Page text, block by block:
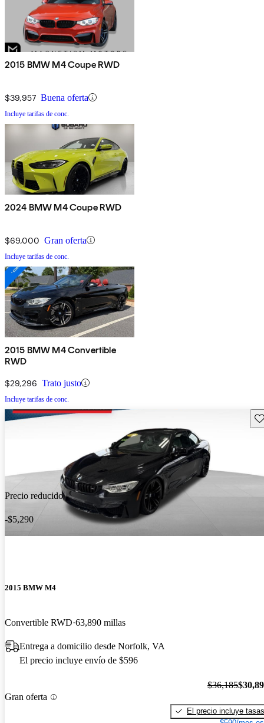
2015 BMW M4 Coupe RWD
$39,957 Buena oferta
Incluye tarifas de conc.
2024 BMW M4 Coupe RWD
$69,000 Gran oferta
Incluye tarifas de conc.
2015 BMW M4 Convertible
RWD
$29,296 Trato justo
Incluye tarifas de conc.
Precio reducido
-$5,290
2015 BMW M4
Convertible RWD 63,890 millas
Entrega a domicilio desde Norfolk, VA
El precio incluye envío de $596
Gran oferta
$36,185
El precio incluye tasas